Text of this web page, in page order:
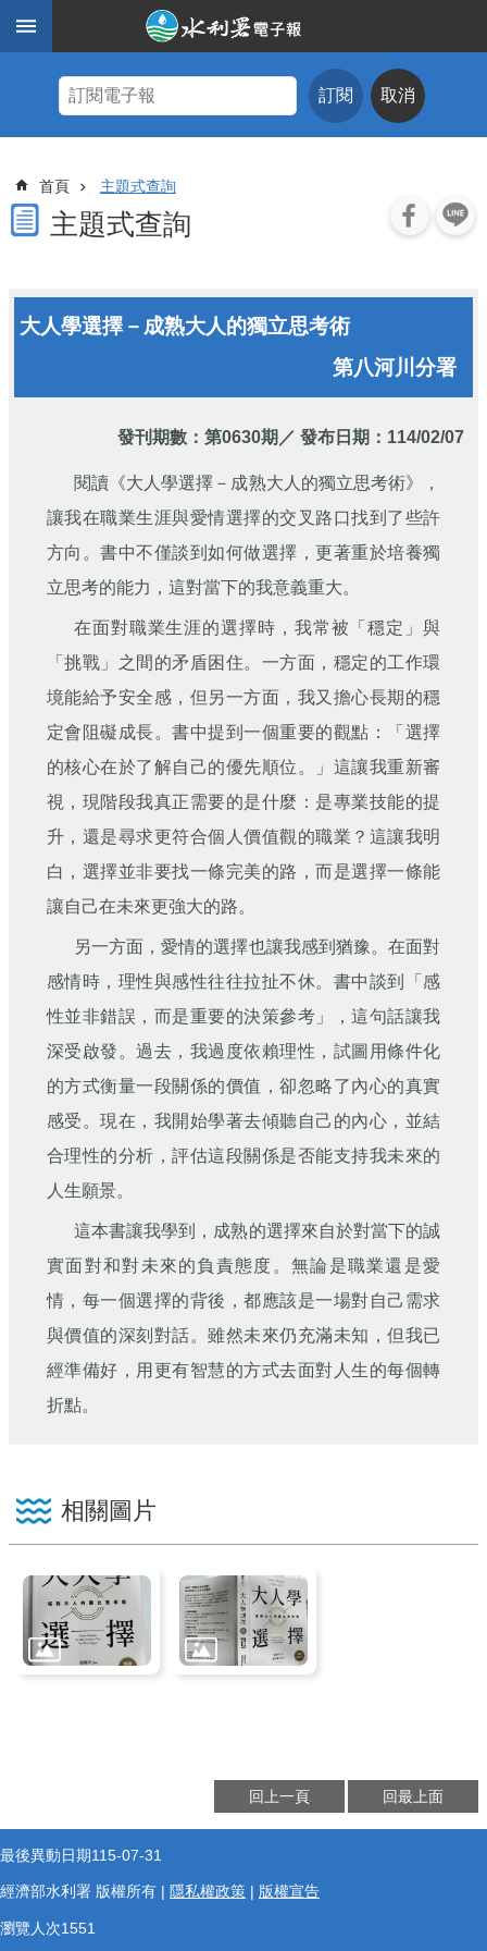
跳到主要內容區塊
題
式
查
期
報
訂閱 取消
首頁 主題式查詢
主題式查詢
大人學選擇－成熟大人的獨立思考術
第八河川分署
發刊期數： 第0630期 ／ 發布日期：114/02/07
閱讀《大人學選擇－成熟大人的獨立思考術》，
讓我在職業生涯與愛情選擇的交叉路口找到了些許
方向。書中不僅談到如何做選擇，更著重於培養獨
立思考的能力，這對當下的我意義重大。
在面對職業生涯的選擇時，我常被「穩定」與
「挑戰」之間的矛盾困住。一方面，穩定的工作環
境能給予安全感，但另一方面，我又擔心長期的穩
定會阻礙成長。書中提到一個重要的觀點：「選擇
的核心在於了解自己的優先順位。」這讓我重新審
視，現階段我真正需要的是什麼：是專業技能的提
升，還是尋求更符合個人價值觀的職業？這讓我明
白，選擇並非要找一條完美的路，而是選擇一條能
讓自己在未來更強大的路。
另一方面，愛情的選擇也讓我感到猶豫。在面對
感情時，理性與感性往往拉扯不休。書中談到「感
性並非錯誤，而是重要的決策參考」，這句話讓我
深受啟發。過去，我過度依賴理性，試圖用條件化
的方式衡量一段關係的價值，卻忽略了內心的真實
感受。現在，我開始學著去傾聽自己的內心，並結
合理性的分析，評估這段關係是否能支持我未來的
人生願景。
這本書讓我學到，成熟的選擇來自於對當下的誠
實面對和對未來的負責態度。無論是職業還是愛
情，每一個選擇的背後，都應該是一場對自己需求
與價值的深刻對話。雖然未來仍充滿未知，但我已
經準備好，用更有智慧的方式去面對人生的每個轉
折點。
相關圖片
回上一頁 回最上面
最後異動日期115-07-31
經濟部水利署 版權所有 | 隱私權政策 | 版權宣告
瀏覽人次1551